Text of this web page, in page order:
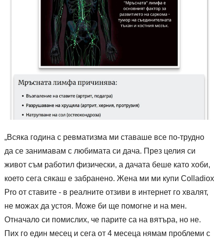
„Всяка година с ревматизма ми ставаше все по-трудно
да се занимавам с любимата си дача. През целия си
живот съм работил физически, а дачата беше като хоби,
което сега сякаш е забранено. Жена ми ми купи Colladiox
Pro от ставите - в реалните отзиви в интернет го хвалят,
не можах да устоя. Може би ще помогне и на мен.
Отначало си помислих, че парите са на вятъра, но не.
Пих го един месец и сега от 4 месеца нямам проблеми с